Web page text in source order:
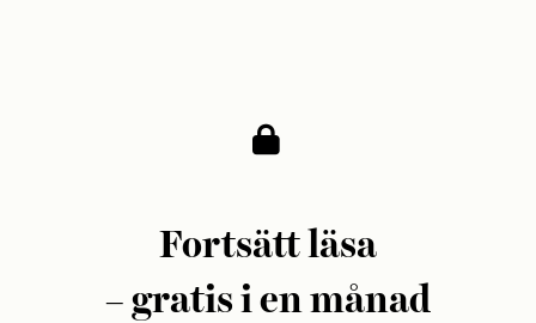
Fortsätt läsa
– gratis i en månad